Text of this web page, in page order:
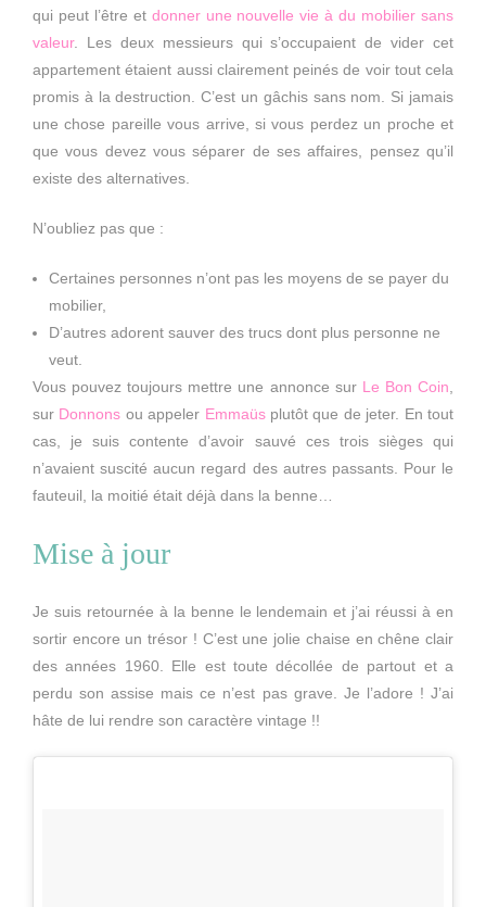
qui peut l’être et donner une nouvelle vie à du mobilier sans
valeur. Les deux messieurs qui s’occupaient de vider cet
appartement étaient aussi clairement peinés de voir tout cela
promis à la destruction. C’est un gâchis sans nom. Si jamais
une chose pareille vous arrive, si vous perdez un proche et
que vous devez vous séparer de ses affaires, pensez qu’il
existe des alternatives.
N’oubliez pas que :
Certaines personnes n’ont pas les moyens de se payer du
mobilier,
D’autres adorent sauver des trucs dont plus personne ne
veut.
Vous pouvez toujours mettre une annonce sur Le Bon Coin
sur Donnons ou appeler Emmaüsplutôt que de jeter. En tout
cas, je suis contente d’avoir sauvé ces trois sièges qui
n’avaient suscité aucun regard des autres passants. Pour le
fauteuil, la moitié était déjà dans la benne…
Mise à jour
Je suis retournée à la benne le lendemain et j’ai réussi à en
sortir encore un trésor ! C’est une jolie chaise en chêne clair
des années 1960. Elle est toute décollée de partout et a
perdu son assise mais ce n’est pas grave. Je l’adore ! J’ai
hâte de lui rendre son caractère vintage !!